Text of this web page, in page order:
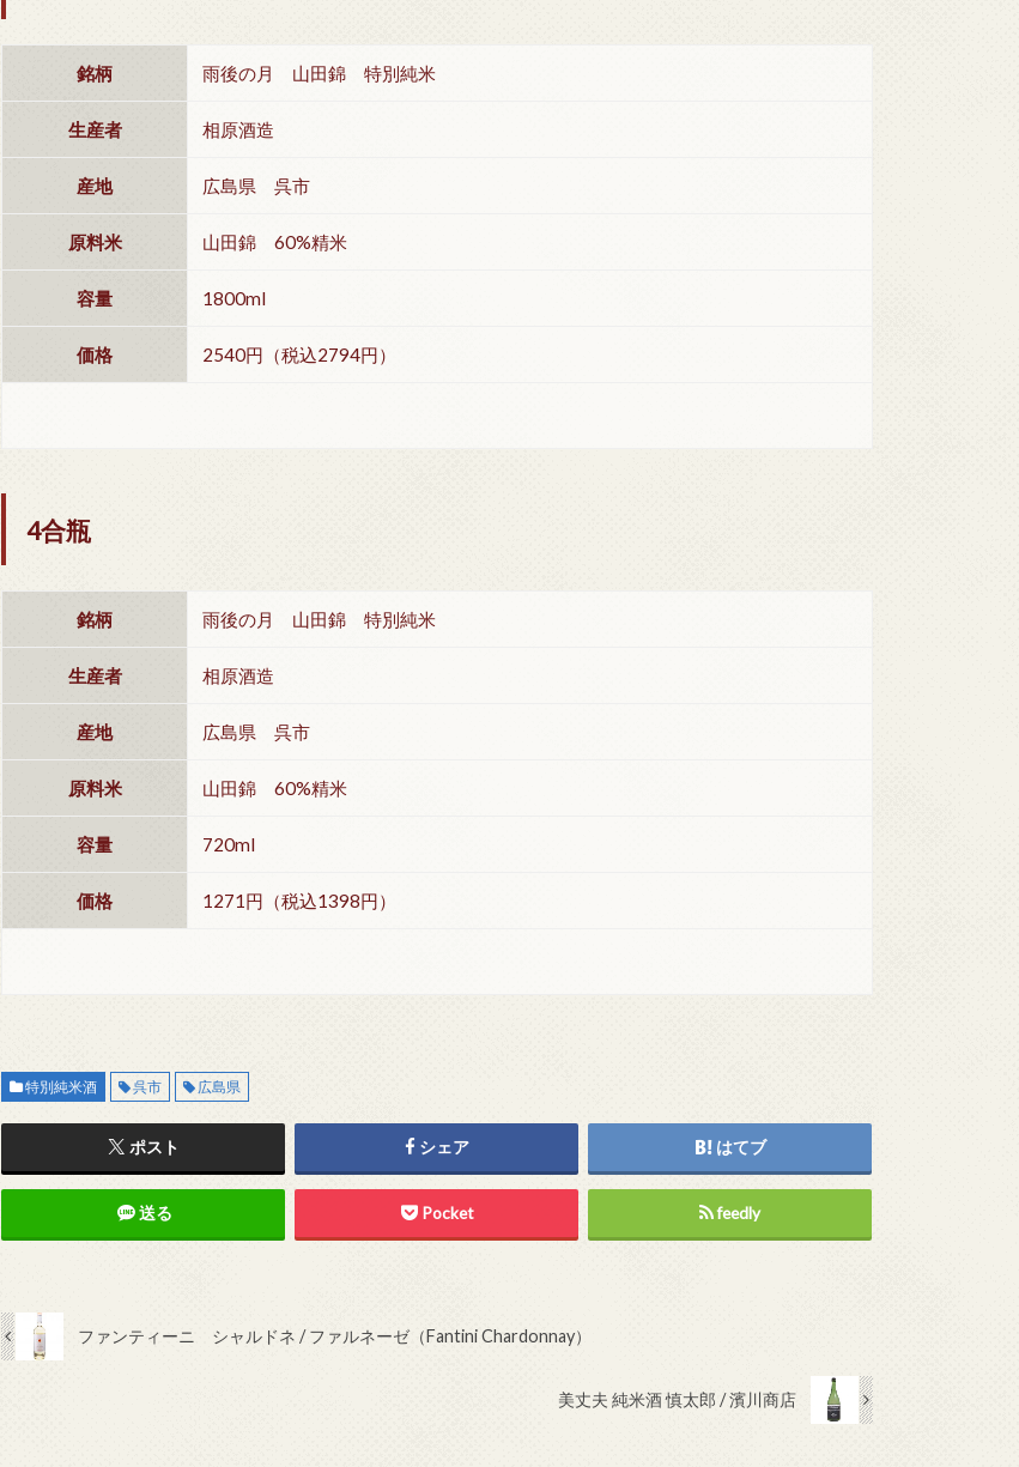
銘柄 雨後の月 山田錦 特別純米
生産者 相原酒造
産地 広島県 呉市
原料米 山田錦 60%精米
容量 1800ml
価格 2540円（税込2794円）
4合瓶
銘柄 雨後の月 山田錦 特別純米
生産者 相原酒造
産地 広島県 呉市
原料米 山田錦 60%精米
容量 720ml
価格 1271円（税込1398円）
特別純米酒 呉市 広島県
ポスト シェア はてブ
送る Pocket feedly
ファンティーニ シャルドネ / ファルネーゼ（Fantini Chardonnay）
美丈夫 純米酒 慎太郎 / 濱川商店